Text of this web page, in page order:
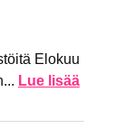
Elokuu
Lue lisää